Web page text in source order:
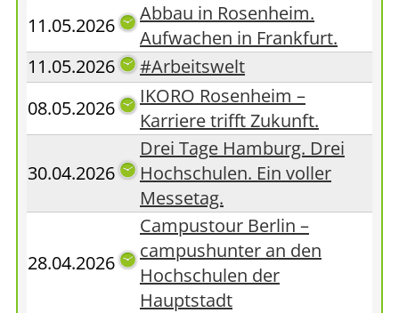
11.05.2026
Abbau in Rosenheim.
Aufwachen in Frankfurt.
11.05.2026
#Arbeitswelt
08.05.2026
IKORO Rosenheim –
Karriere trifft Zukunft.
30.04.2026
Drei Tage Hamburg. Drei
Hochschulen. Ein voller
Messetag.
28.04.2026
Campustour Berlin –
campushunter an den
Hochschulen der
Hauptstadt